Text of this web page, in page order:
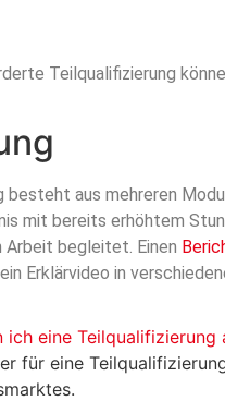
Teilqualifizierung
besteht aus mehreren
mit bereits erhöhtem
Arbeit begleitet. Einen
Erklärvideo in
ich eine Teilqualifizierung
für eine